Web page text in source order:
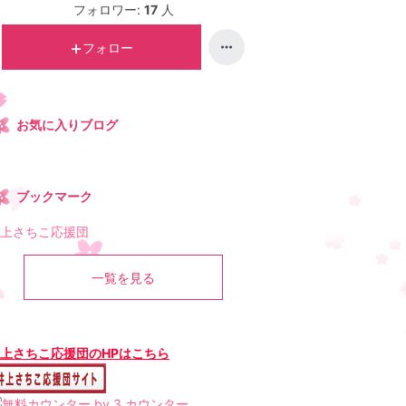
フォロワー: 17 人
フォロー
お気に入りブログ
ブックマーク
さちこ応援団
一覧を見る
さちこ応援団のHPはこちら